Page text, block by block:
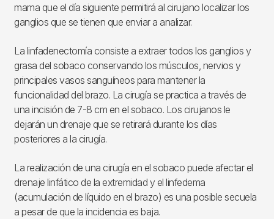
mama que el día siguiente permitirá al cirujano localizar los
ganglios que se tienen que enviar a analizar.
La linfadenectomía consiste a extraer todos los ganglios y
grasa del sobaco conservando los músculos, nervios y
principales vasos sanguíneos para mantener la
funcionalidad del brazo. La cirugía se practica a través de
una incisión de 7-8 cm en el sobaco. Los cirujanos le
dejarán un drenaje que se retirará durante los días
posteriores a la cirugía.
La realización de una cirugía en el sobaco puede afectar el
drenaje linfático de la extremidad y el linfedema
(acumulación de líquido en el brazo) es una posible secuela
a pesar de que la incidencia es baja.